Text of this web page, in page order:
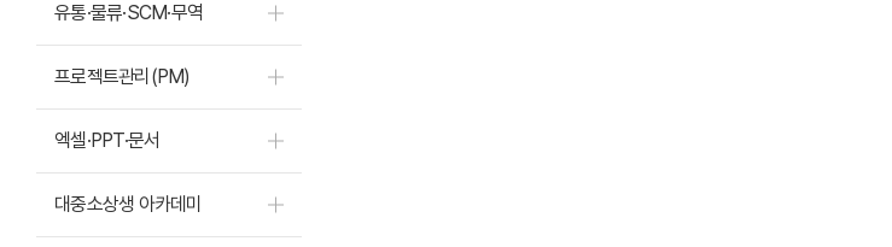
유통·물류·SCM·무역
프로젝트관리(PM)
엑셀·PPT·문서
대중소상생 아카데미